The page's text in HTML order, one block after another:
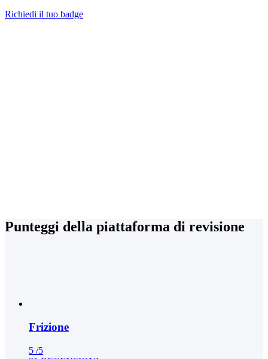
Richiedi il tuo badge
Punteggi della piattaforma di revisione
Frizione
5 /5